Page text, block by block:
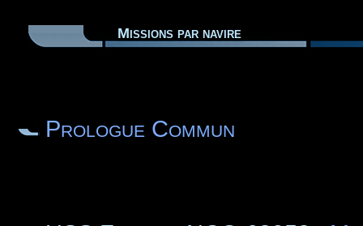
Missions par navire
Prologue Commun